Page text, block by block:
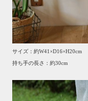
サイズ：約W41×D16×H20cm
持ち手の長さ：約30cm